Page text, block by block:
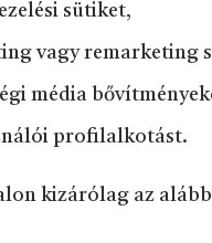
sütiket,
vagy remarketing
média
profilalkotást.
kizárólag az